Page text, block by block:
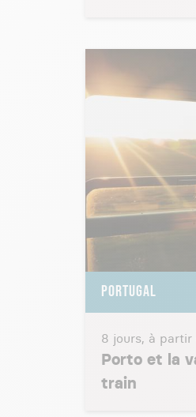
PORTUGAL
8 jours, à partir
Porto et la
train